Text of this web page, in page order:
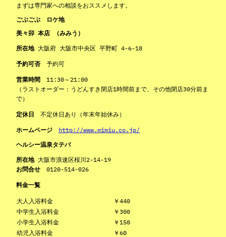
まずは専門家への相談をおススメします。
ごぶごぶ ロケ地
美々卯 本店 （みみう）
所在地大阪府 大阪市中央区 平野町 4-6-18
予約可否予約可
営業時間 11:30～21:00
（ラストオーダー：うどんすき閉店1時間前まで、その他閉店30分前ま
で）
定休日 不定休日あり（年末年始休み）
ホームページ
http://www.mimiu.co.jp/
ヘルシー温泉タテバ
所在地大阪市浪速区桜川2-14-19
お問合せ 0120-514-026
料金一覧
大人入浴料金
￥440
中学生入浴料金
￥300
小学生入浴料金
￥150
幼児入浴料金
￥60